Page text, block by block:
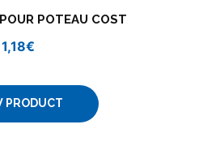
POTEAU COST
1,18€
PRODUCT